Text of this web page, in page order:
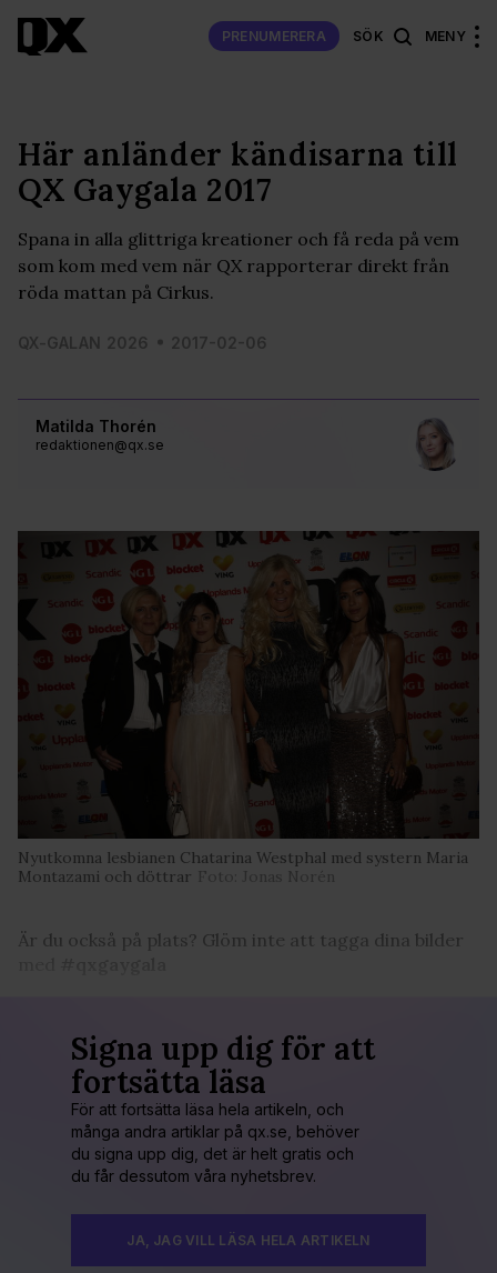
PRENUMERERA SÖK MENY
Matilda Thorén
redaktionen@qx.se
Här anländer kändisarna till
QX Gaygala 2017
Spana in alla glittriga kreationer och få reda på vem
som kom med vem när QX rapporterar direkt från
röda mattan på Cirkus.
QX-GALAN 2026 2017-02-06
Nyutkomna lesbianen Chatarina Westphal med systern Maria
Montazami och döttrar Foto: Jonas Norén
Är du också på plats? Glöm inte att tagga dina bilder
Signa upp dig för att
fortsätta läsa
För att fortsätta läsa hela artikeln, och
många andra artiklar på qx.se, behöver
du signa upp dig, det är helt gratis och
du får dessutom våra nyhetsbrev.
JA, JAG VILL LÄSA HELA ARTIKELN